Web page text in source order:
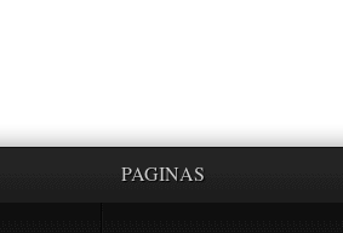
PAGINAS